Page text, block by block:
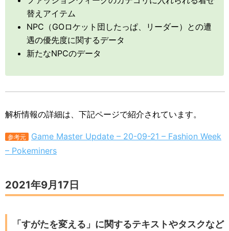
替えアイテム
NPC（GOロケット団したっぱ、リーダー）との遭
遇の優先度に関するデータ
新たなNPCのデータ
解析情報の詳細は、下記ページで紹介されています。
参考元
Game Master Update – 20-09-21 – Fashion Week
– Pokeminers
2021年9月17日
「すがたを変える」に関するテキストやタスクなど